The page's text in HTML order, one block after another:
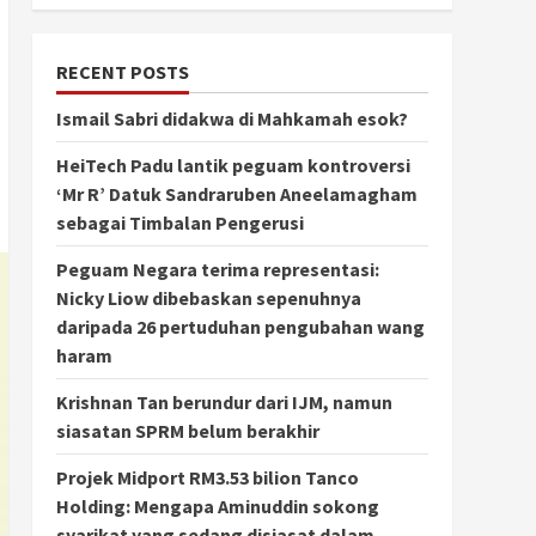
RECENT POSTS
Ismail Sabri didakwa di Mahkamah esok?
HeiTech Padu lantik peguam kontroversi
‘Mr R’ Datuk Sandraruben Aneelamagham
sebagai Timbalan Pengerusi
Peguam Negara terima representasi:
Nicky Liow dibebaskan sepenuhnya
daripada 26 pertuduhan pengubahan wang
haram
Krishnan Tan berundur dari IJM, namun
siasatan SPRM belum berakhir
Projek Midport RM3.53 bilion Tanco
Holding: Mengapa Aminuddin sokong